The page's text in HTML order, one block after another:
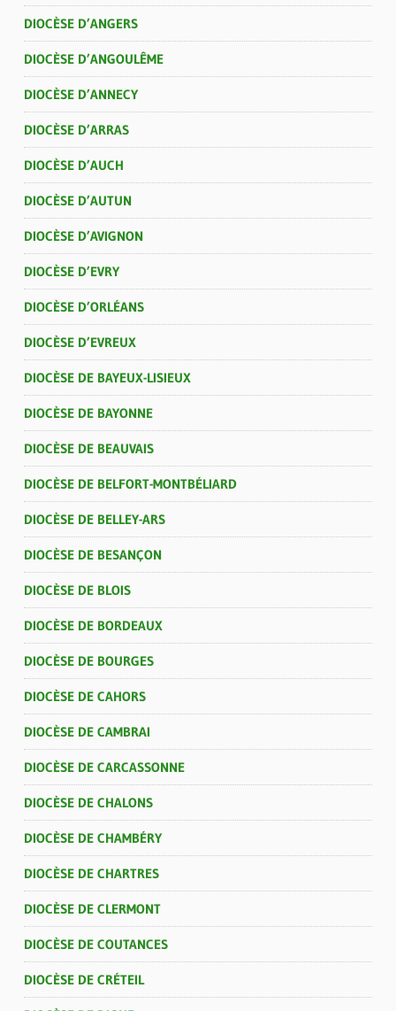
DIOCÈSE D’ANGERS
DIOCÈSE D’ANGOULÊME
DIOCÈSE D’ANNECY
DIOCÈSE D’ARRAS
DIOCÈSE D’AUCH
DIOCÈSE D’AUTUN
DIOCÈSE D’AVIGNON
DIOCÈSE D’EVRY
DIOCÈSE D’ORLÉANS
DIOCÈSE D’EVREUX
DIOCÈSE DE BAYEUX-LISIEUX
DIOCÈSE DE BAYONNE
DIOCÈSE DE BEAUVAIS
DIOCÈSE DE BELFORT-MONTBÉLIARD
DIOCÈSE DE BELLEY-ARS
DIOCÈSE DE BESANÇON
DIOCÈSE DE BLOIS
DIOCÈSE DE BORDEAUX
DIOCÈSE DE BOURGES
DIOCÈSE DE CAHORS
DIOCÈSE DE CAMBRAI
DIOCÈSE DE CARCASSONNE
DIOCÈSE DE CHALONS
DIOCÈSE DE CHAMBÉRY
DIOCÈSE DE CHARTRES
DIOCÈSE DE CLERMONT
DIOCÈSE DE COUTANCES
DIOCÈSE DE CRÉTEIL